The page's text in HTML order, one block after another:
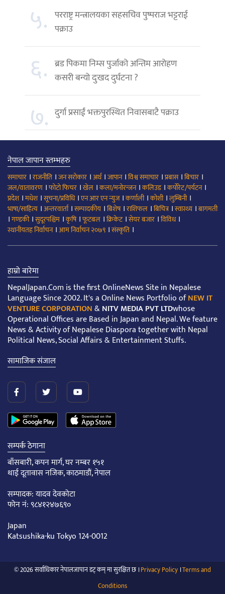
५. परराष्ट्र मन्त्रालयका सहसचिव पुष्पराज भट्टराई
पक्राउ
६. ब्रड पिकमा निम्स पुर्जाको अन्तिम आरोहण
कसरी बन्यो दुःखद दुर्घटना ?
७. दुर्गा प्रसाईं भक्तपुरस्थित निवासबाटै पक्राउ
नेपाल जापान स्तम्भहरु
समाचार ।राजनीति ।जन सरोकार ।अर्थ।जापान।विश्व समाचार ।प्रबास।बिचार ।
जल/वातावरण ।फोटो फिचर ।खेल ।कला/मनोरन्जन।कलिउड।कर्पोरेट/पर्यटन।
प्रदेश।मधेश।सूचना/प्रविधि।एन आर एन न्युज।कर्णाली।कोशी।लुम्बिनी।
भाषा/साहित्य ।अन्तरवार्ता।सम्पादकीय ।बिशेष।राशिफल ।बिचित्र।स्वास्थ्य ।बागमती
।गण्डकी।सुदूरपश्चिम ।कृषि।फूटबल ।क्रिकेट।सेयर बजार ।विविध।
स्थानीयतह निर्वाचन।आम निर्वाचन २०७९ ।संस्कृति ।
हाम्रो बारेमा
NepalJapan.Com is the first OnlineNews Site in Nepalese
Language Since 2002. It's a Online News Portfolio ofNEW IT
VENTURE CORPORATION&NITV MEDIA PVT LTDwhose
Operational Offices are Based in Japan and Nepal. We feature
News & Activity of Nepalese Diaspora together with Nepal
Political News, Social Affairs & Entertainment Stuffs.
सामाजिक संजाल
सम्पर्क ठेगाना
बाँसबारी, कपन मार्ग, घर नम्बर १५१
थाई दूतावास नजिक, काठमाडौं, नेपाल
सम्पादक: यादव देवकोटा
फोन नं: ९८४१२४७६९०
Japan
Katsushika-ku Tokyo 124-0012
© 2026 सर्वाधिकार नेपालजापान डट् कम् मा सुरक्षित छ ।Privacy Policy ।Terms and
Conditions